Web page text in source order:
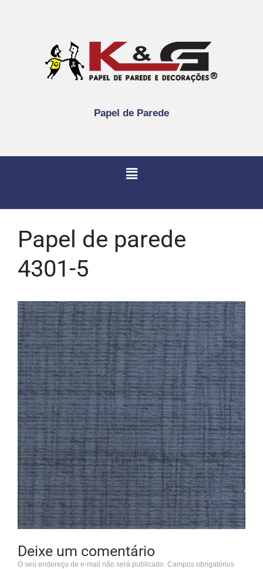
Papel de Parede
Papel de parede
4301-5
Deixe um comentário
O seu endereço de e-mail não será publicado. Campos obrigatórios